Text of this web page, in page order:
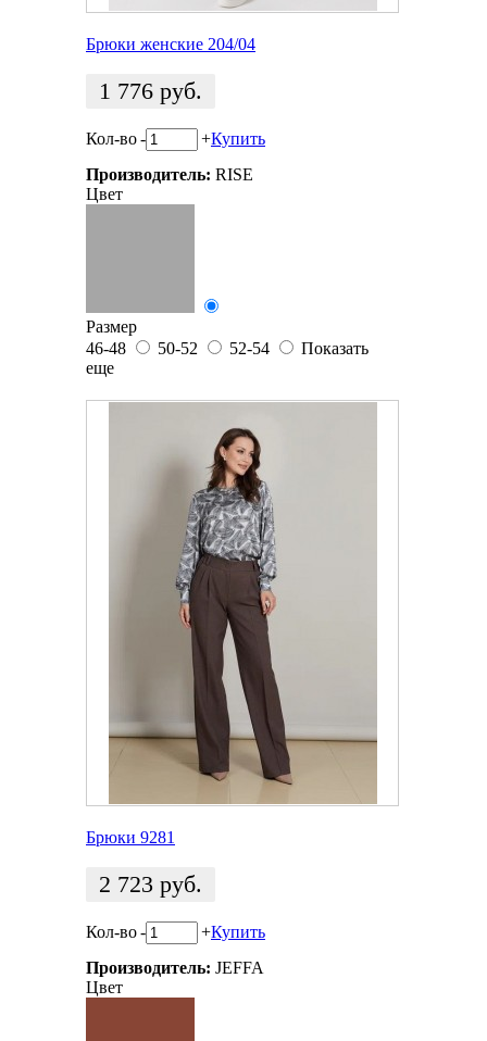
Брюки женские 204/04
1 776 руб.
Кол-во- +Купить
Производитель: RISE
Цвет
Размер
46-48
50-52 52-54
Показать
еще
Брюки 9281
2 723 руб.
Кол-во- +Купить
Производитель: JEFFA
Цвет